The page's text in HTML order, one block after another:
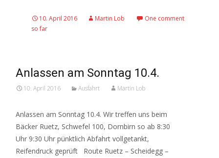
10. April 2016 Martin Lob
One comment
so far
Anlassen am Sonntag 10.4.
10. April 2016 Ausfahrt Martin Lob
Anlassen am Sonntag 10.4. Wir treffen uns beim
Bäcker Ruetz, Schwefel 100, Dornbirn so ab 8:30
Uhr 9:30 Uhr pünktlich Abfahrt vollgetankt,
Reifendruck geprüft Route Ruetz – Scheidegg –